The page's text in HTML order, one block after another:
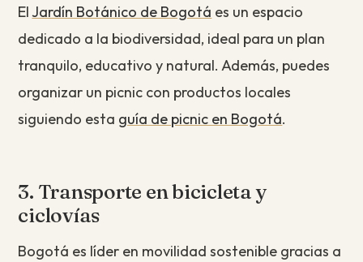
ElJardín Botánico de Bogotá es un espacio
dedicado a la biodiversidad, ideal para un plan
tranquilo, educativo y natural. Además, puedes
organizar un picnic con productos locales
siguiendo esta guía de picnic en Bogotá.
3. Transporte en bicicleta y
ciclovías
Bogotá es líder en movilidad sostenible gracias a